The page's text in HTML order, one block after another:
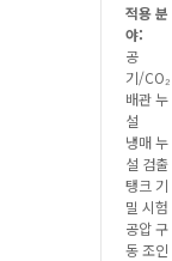
적용 분
야:
공
기/CO₂
배관 누
설
냉매 누
설 검출
탱크 기
밀 시험
공압 구
동 조인